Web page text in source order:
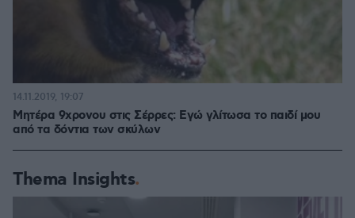
Μητέρα 9χρονου στις Σέρρες: Εγώ γλίτωσα το παιδί μου
από τα δόντια των σκύλων
14.11.2019, 19:07
Thema Insights